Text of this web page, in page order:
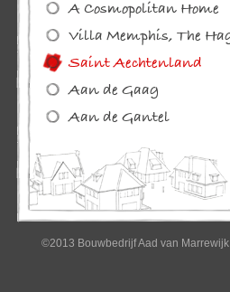
©2013 Bouwbedrijf Aad van Marrewijk